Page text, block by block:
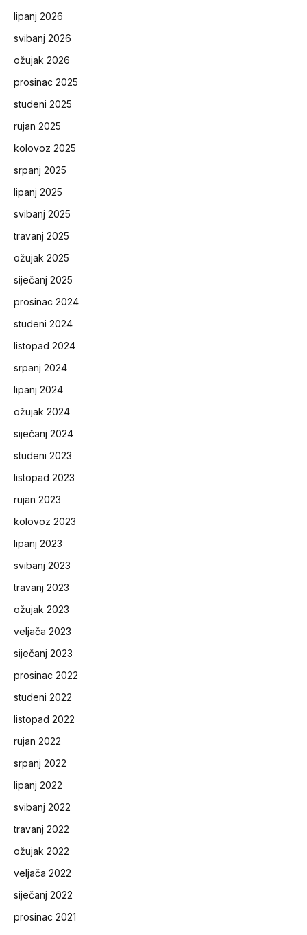
lipanj 2026
svibanj 2026
ožujak 2026
prosinac 2025
studeni 2025
rujan 2025
kolovoz 2025
srpanj 2025
lipanj 2025
svibanj 2025
travanj 2025
ožujak 2025
siječanj 2025
prosinac 2024
studeni 2024
listopad 2024
srpanj 2024
lipanj 2024
ožujak 2024
siječanj 2024
studeni 2023
listopad 2023
rujan 2023
kolovoz 2023
lipanj 2023
svibanj 2023
travanj 2023
ožujak 2023
veljača 2023
siječanj 2023
prosinac 2022
studeni 2022
listopad 2022
rujan 2022
srpanj 2022
lipanj 2022
svibanj 2022
travanj 2022
ožujak 2022
veljača 2022
siječanj 2022
prosinac 2021